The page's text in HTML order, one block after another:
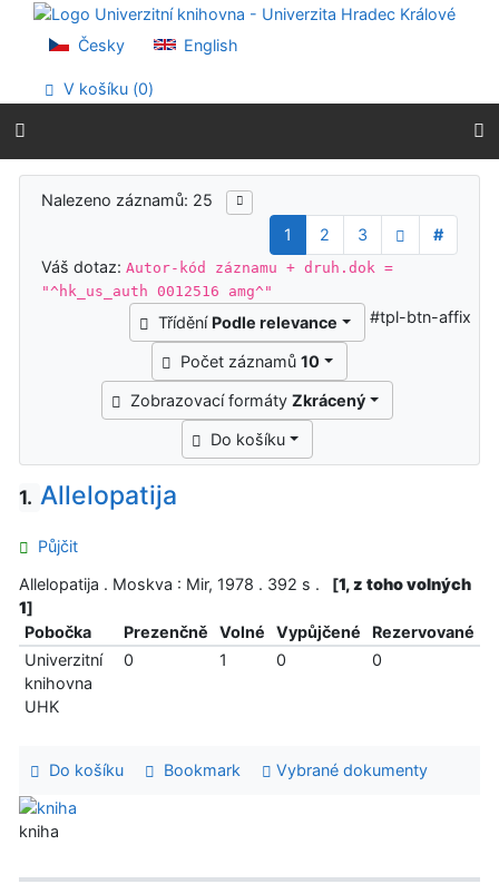
Přejít na obsah
Přejít na menu
Prohlášení o webové přístupnosti
Česky English
V košíku (0)
Výsledky vyhledávání
Nalezeno záznamů: 25
1
2 3
#
Váš dotaz:Autor-kód záznamu + druh.dok =
"^hk_us_auth 0012516 amg^"
Třídění Podle relevance
Počet záznamů 10
Zobrazovací formáty Zkrácený
Do košíku
#tpl-btn-affix
1. Allelopatija
Půjčit
Allelopatija . Moskva : Mir, 1978 . 392 s .
[1, z toho volných
1]
Pobočka
Prezenčně Volné Vypůjčené
Rezervované
Univerzitní
knihovna
UHK
0 1 0 0
Do košíku Bookmark Vybrané dokumenty
kniha